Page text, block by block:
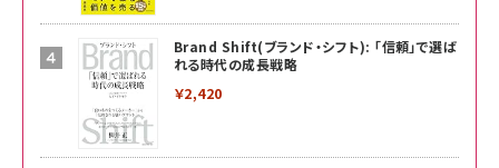
Brand Shift(ブランド・シフト): 「信頼」で選ば
れる時代の成長戦略
￥2,420